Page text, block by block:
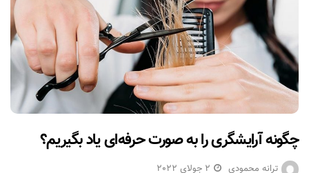
چگونه آرایشگری را به صورت حرفه‌ای یاد بگیریم؟
ترانه محمودی 2 جولای 2022